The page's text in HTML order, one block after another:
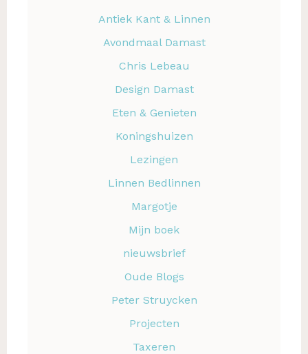
Antiek Kant & Linnen
Avondmaal Damast
Chris Lebeau
Design Damast
Eten & Genieten
Koningshuizen
Lezingen
Linnen Bedlinnen
Margotje
Mijn boek
nieuwsbrief
Oude Blogs
Peter Struycken
Projecten
Taxeren